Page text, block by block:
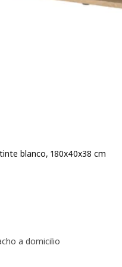
blanco, 180x40x38 cm
4.8 de 5 estrellas.
a domicilio